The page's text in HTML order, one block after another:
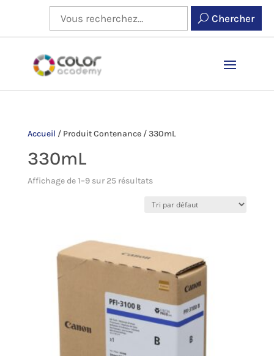
Chercher
Accueil / Produit Contenance/330mL
330mL
Affichage de 1–9 sur 25 résultats